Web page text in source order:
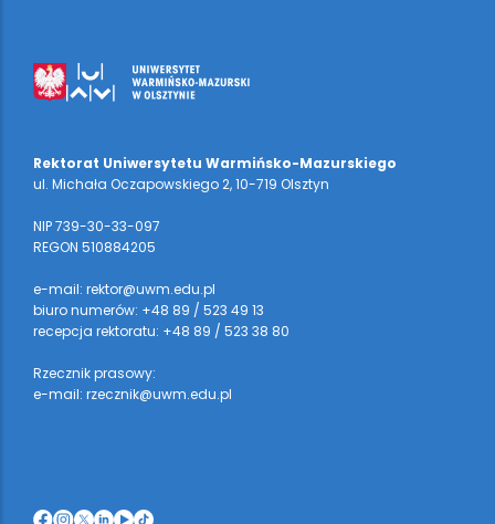
Rektorat Uniwersytetu Warmińsko-Mazurskiego
ul. Michała Oczapowskiego 2, 10-719 Olsztyn
NIP 739-30-33-097
REGON 510884205
e-mail: rektor@uwm.edu.pl
biuro numerów: +48 89 / 523 49 13
recepcja rektoratu: +48 89 / 523 38 80
Rzecznik prasowy:
e-mail: rzecznik@uwm.edu.pl